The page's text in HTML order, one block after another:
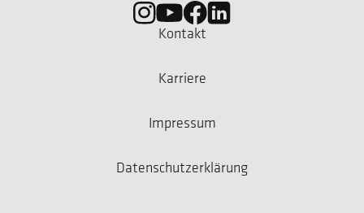
Kontakt
Karriere
Impressum
Datenschutzerklärung